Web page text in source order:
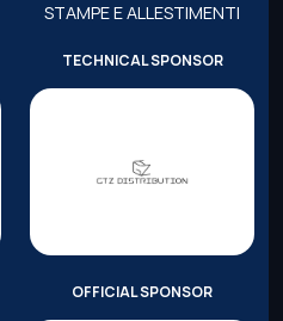
STAMPE E ALLESTIMENTI
TECHNICAL SPONSOR
OFFICIAL SPONSOR